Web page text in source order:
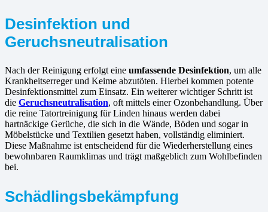
Desinfektion und
Geruchsneutralisation
Nach der Reinigung erfolgt eine umfassende Desinfektion, um alle
Krankheitserreger und Keime abzutöten. Hierbei kommen potente
Desinfektionsmittel zum Einsatz. Ein weiterer wichtiger Schritt ist
die Geruchsneutralisation, oft mittels einer Ozonbehandlung. Über
die reine Tatortreinigung für Linden hinaus werden dabei
hartnäckige Gerüche, die sich in die Wände, Böden und sogar in
Möbelstücke und Textilien gesetzt haben, vollständig eliminiert.
Diese Maßnahme ist entscheidend für die Wiederherstellung eines
bewohnbaren Raumklimas und trägt maßgeblich zum Wohlbefinden
bei.
Schädlingsbekämpfung